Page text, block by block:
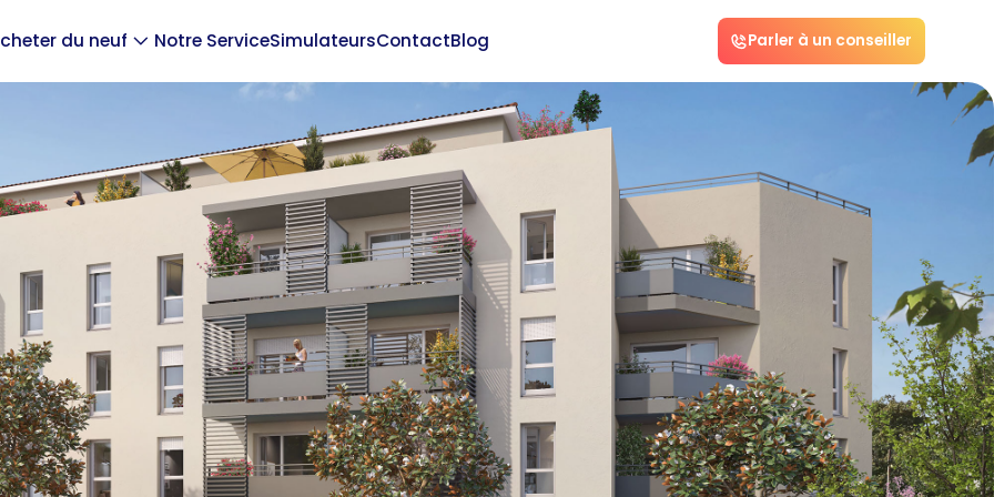
du neuf Notre ServiceSimulateursContactBlog Parler à un conseiller